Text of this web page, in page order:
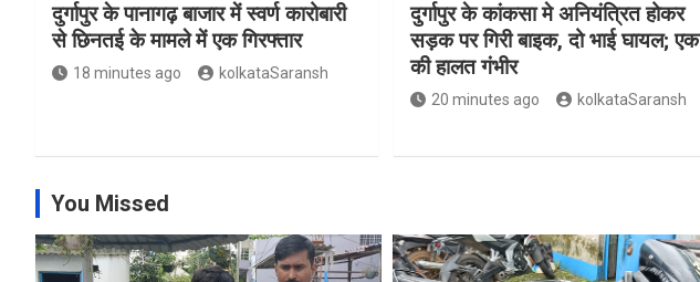
दुर्गापुर के पानागढ़ बाजार में स्वर्ण कारोबारी
से छिनतई के मामले में एक गिरफ्तार
18 minutes ago kolkataSaransh
दुर्गापुर के कांकसा मे अनियंत्रित होकर
सड़क पर गिरी बाइक, दो भाई घायल; एक
की हालत गंभीर
20 minutes ago kolkataSaransh
You Missed